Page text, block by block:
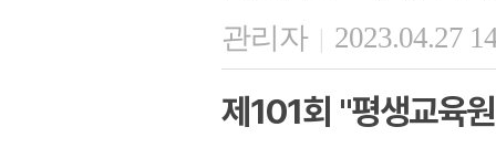
관리자 | 2023.04.27
제101회 "평생교육